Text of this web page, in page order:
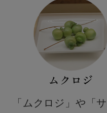
「ムクロジ」や「